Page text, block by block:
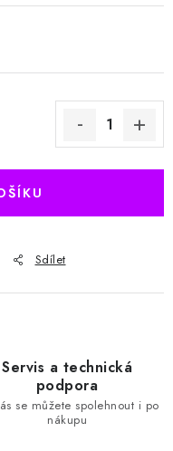
Sdílet
Servis a technická
podpora
se můžete spolehnout i po
nákupu